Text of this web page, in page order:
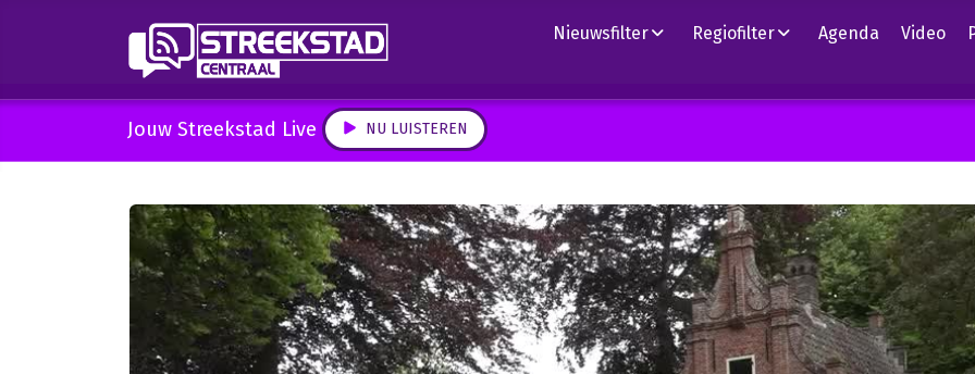
Nieuwsfilter Regiofilter Agenda Video
Jouw Streekstad Live NU LUISTEREN